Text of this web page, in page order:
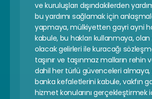
ve kuruluşları dışındakilerden
bu yardımı sağlamak için
yapmaya, mülkiyetten gayri ayni
kabule, bu hakları kullanmaya,
olacak gelirleri ile kuracağı
taşınır ve taşınmaz malların rehin
dahil her türlü güvenceleri almaya,
banka kefaletlerini kabule, vakfın
hizmet konularını gerçekleştirmek